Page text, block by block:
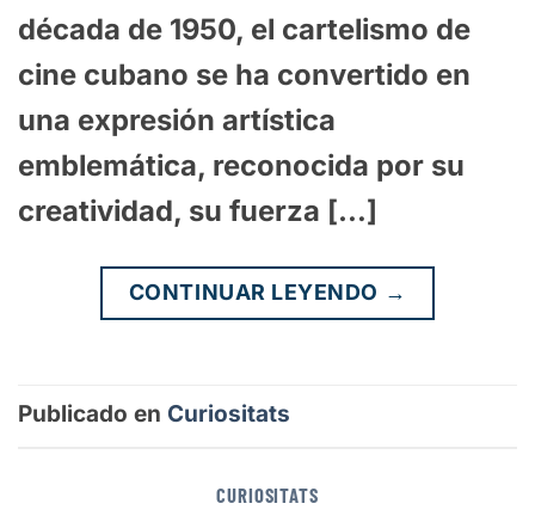
década de 1950, el cartelismo de
cine cubano se ha convertido en
una expresión artística
emblemática, reconocida por su
creatividad, su fuerza […]
CONTINUAR LEYENDO →
Publicado en Curiositats
CURIOSITATS